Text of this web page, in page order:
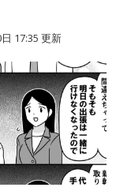
17:35 更新